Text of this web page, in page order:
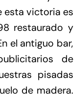
esta victoria es
restaurado y
el antiguo bar,
de
pisadas
de madera.